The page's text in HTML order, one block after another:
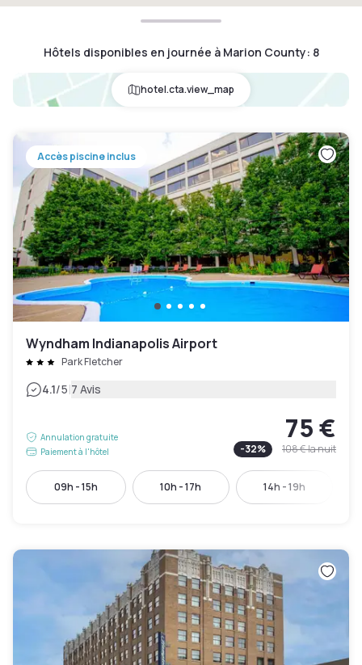
Hôtels disponibles en journée à Marion County: 8
hotel.cta.view_map
Accès piscine inclus
Wyndham Indianapolis Airport
Park Fletcher
4.1/5|7 Avis
Annulation gratuite
Paiement à l'hôtel
75 €
-32% 108 €la nuit
09h - 15h 10h - 17h 14h - 19h